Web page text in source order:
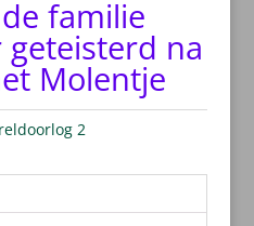
familie
geteisterd na
Molentje
2